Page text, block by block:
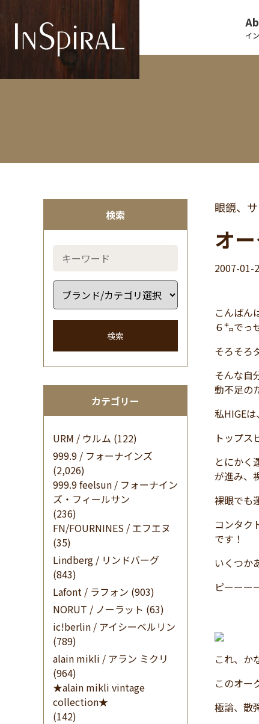
イ
検索
検索
カテゴリー
URM / ウルム (122)
999.9 / フォーナインズ
(2,026)
999.9 feelsun / フォーナイン
ズ・フィールサン
(236)
FN/FOURNINES / エフエヌ
(35)
Lindberg / リンドバーグ
(843)
Lafont / ラフォン (903)
NORUT / ノーラット (63)
ic!berlin / アイシーベルリン
(789)
alain mikli / アラン ミクリ
(964)
★alain mikli vintage
collection★
(142)
眼鏡、
オ
2007-01-
こんばん
６㌔でっ
そろそろ
そんな自
動不足の
私HIGE
トップス
とにかく
が進み、
裸眼でも
コンタク
です！
いくつか
ピーーー
これ、か
このオー
極論、散